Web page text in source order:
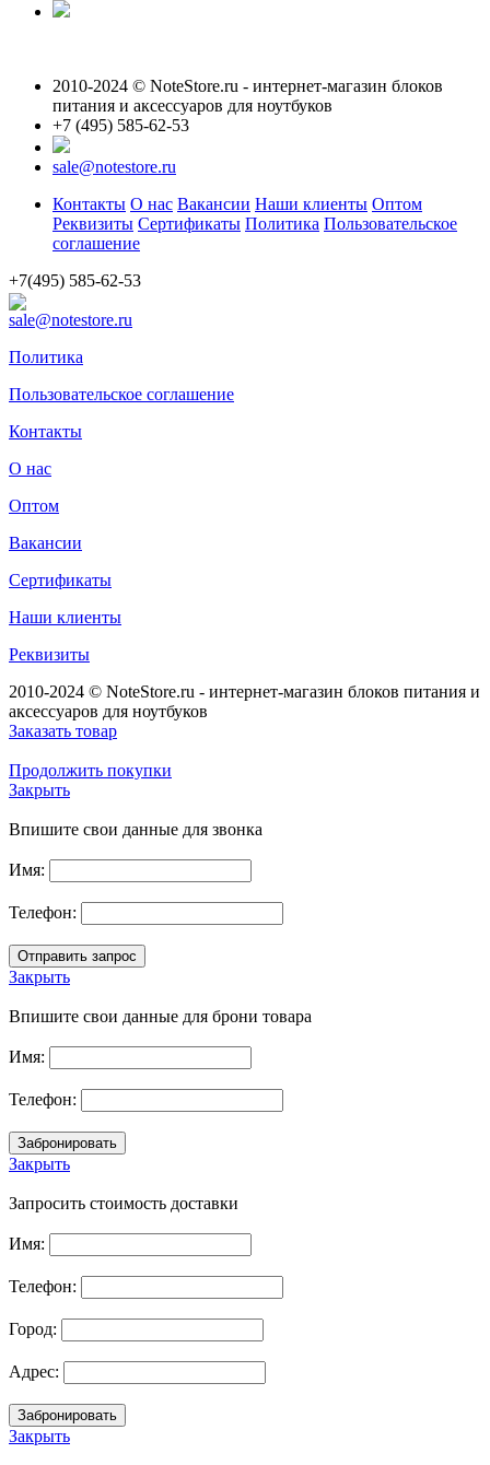
2010-2024 © NoteStore.ru - интернет-магазин блоков
питания и аксессуаров для ноутбуков
+7 (495) 585-62-53
sale@notestore.ru
Контакты О нас Вакансии Наши клиенты Оптом
Реквизиты Сертификаты Политика Пользовательское
соглашение
+7(495) 585-62-53
sale@notestore.ru
Политика
Пользовательское соглашение
Контакты
О нас
Оптом
Вакансии
Сертификаты
Наши клиенты
Реквизиты
2010-2024 © NoteStore.ru - интернет-магазин блоков питания и
аксессуаров для ноутбуков
Заказать товар
Продолжить покупки
Закрыть
Впишите свои данные для звонка
Имя:
Телефон:
Закрыть
Впишите свои данные для брони товара
Имя:
Телефон:
Закрыть
Запросить стоимость доставки
Имя:
Телефон:
Город:
Адрес:
Закрыть